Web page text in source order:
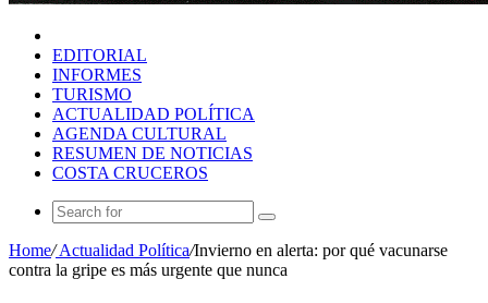
EDITORIAL
INFORMES
TURISMO
ACTUALIDAD POLÍTICA
AGENDA CULTURAL
RESUMEN DE NOTICIAS
COSTA CRUCEROS
Home/Actualidad Política/Invierno en alerta: por qué vacunarse
contra la gripe es más urgente que nunca